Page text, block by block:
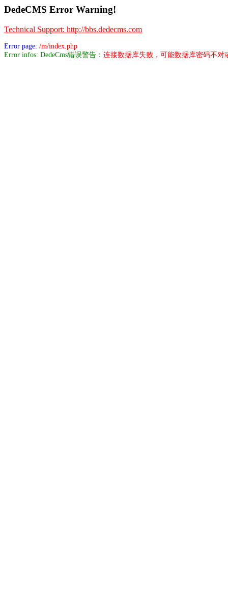
DedeCMS Error Warning!
Technical Support: http://bbs.dedecms.com
Error page: /m/index.php
Error infos: DedeCms错误警告： 连接数据库失败，可能数据库密码不对